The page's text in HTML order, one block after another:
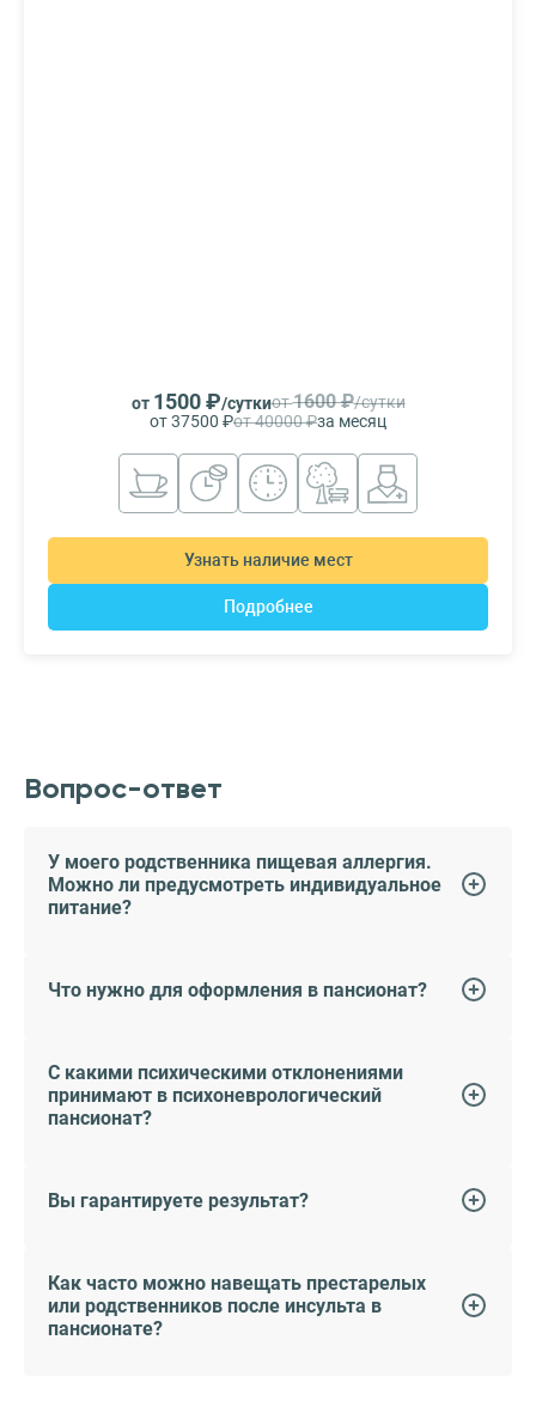
от 1500 ₽/суткиот1600 ₽/сутки
от 37500 ₽от 40000 ₽за месяц
Узнать наличие мест
Подробнее
Вопрос-ответ
У моего родственника пищевая аллергия.
Можно ли предусмотреть индивидуальное
питание?
Что нужно для оформления в пансионат?
С какими психическими отклонениями
принимают в психоневрологический
пансионат?
Вы гарантируете результат?
Как часто можно навещать престарелых
или родственников после инсульта в
пансионате?